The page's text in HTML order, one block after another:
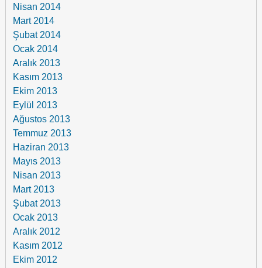
Nisan 2014
Mart 2014
Şubat 2014
Ocak 2014
Aralık 2013
Kasım 2013
Ekim 2013
Eylül 2013
Ağustos 2013
Temmuz 2013
Haziran 2013
Mayıs 2013
Nisan 2013
Mart 2013
Şubat 2013
Ocak 2013
Aralık 2012
Kasım 2012
Ekim 2012